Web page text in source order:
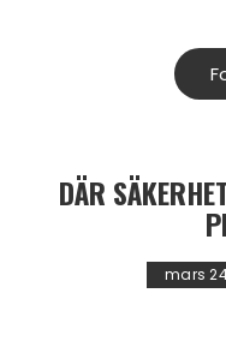
DÄR
mars